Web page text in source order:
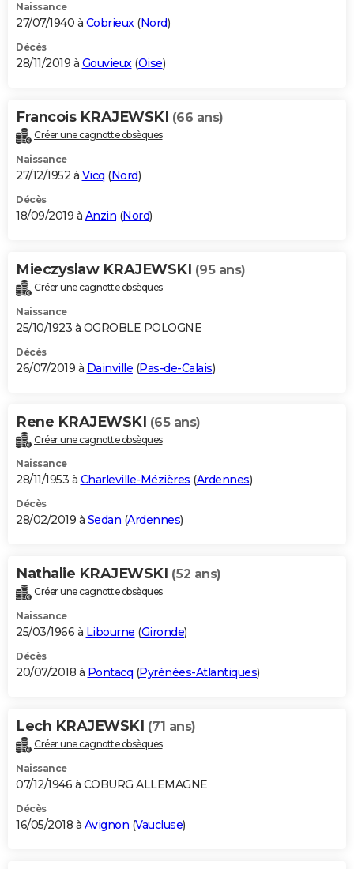
Naissance
27/07/1940 à Cobrieux(Nord)
Décès
28/11/2019 à Gouvieux(Oise)
Francois KRAJEWSKI (66 ans)
Créer une cagnotte obsèques
Naissance
27/12/1952 à Vicq (Nord)
Décès
18/09/2019 à Anzin (Nord)
Mieczyslaw KRAJEWSKI (95 ans)
Créer une cagnotte obsèques
Naissance
25/10/1923 à OGROBLE POLOGNE
Décès
26/07/2019 à Dainville (Pas-de-Calais)
Rene KRAJEWSKI (65 ans)
Créer une cagnotte obsèques
Naissance
28/11/1953 à Charleville-Mézières (Ardennes)
Décès
28/02/2019 à Sedan (Ardennes)
Nathalie KRAJEWSKI (52 ans)
Créer une cagnotte obsèques
Naissance
25/03/1966 à Libourne (Gironde)
Décès
20/07/2018 à Pontacq (Pyrénées-Atlantiques)
Lech KRAJEWSKI (71 ans)
Créer une cagnotte obsèques
Naissance
07/12/1946 à COBURG ALLEMAGNE
Décès
16/05/2018 à Avignon (Vaucluse)